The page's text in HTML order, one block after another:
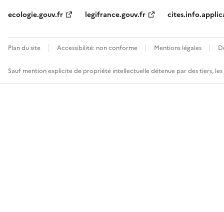
ecologie.gouv.fr
legifrance.gouv.fr
Plan du site Accessibilité: non conforme Mentions légales
Sauf mention explicite de propriété intellectuelle détenue par des tiers,